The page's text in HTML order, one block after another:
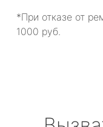
*При отказе от
1000 руб.